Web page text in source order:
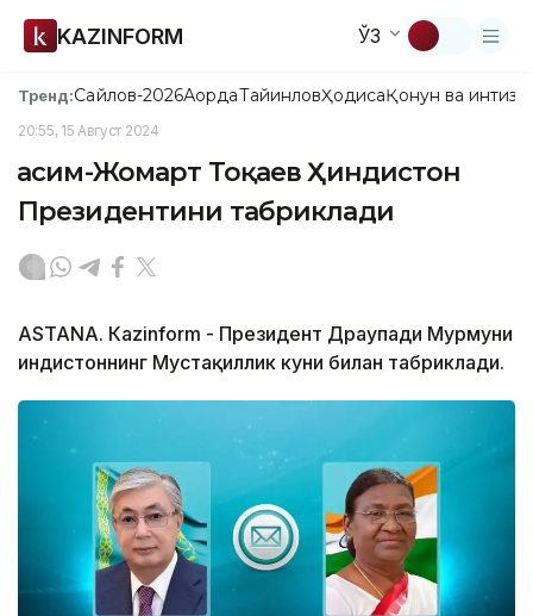
KAZINFORM ЎЗ
Тренд:Сайлов-2026АқордаТайинловҲодисаҚонун ва
20:55, 15 Август 2024
Қасим-Жомарт Тоқаев Ҳиндистон
Президентини табриклади
ASTANА. Кazinform - Президент Драупади Мурмуни
Ҳиндистоннинг Мустақиллик куни билан табриклади.